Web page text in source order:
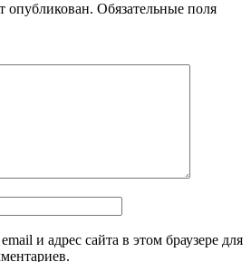
опубликован. Обязательные поля
и адрес сайта в этом браузере для